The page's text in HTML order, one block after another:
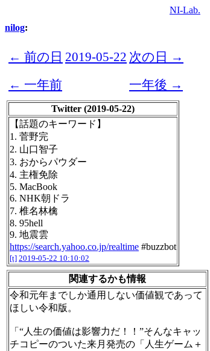
NI-Lab.
nilog:
← 前の日 2019-05-22 次の日 →
← 一年前
一年後 →
Twitter (2019-05-22)
【話題のキーワード】
1. 菅野完
2. 山口智子
3. おからパウダー
4. 主権免除
5. MacBook
6. NHK朝ドラ
7. 椎名林檎
8. 95hell
9. 地震雲
https://search.yahoo.co.jp/realtime #buzzbot
[t] 2019-05-22 10:10:02
関連するかも情報
令和元年までしか通用しない価値観であって
ほしい令和版。
「“人生の価値は影響力だ！！”そんなキャッ
チコピーのついた来月発売の「人生ゲーム＋